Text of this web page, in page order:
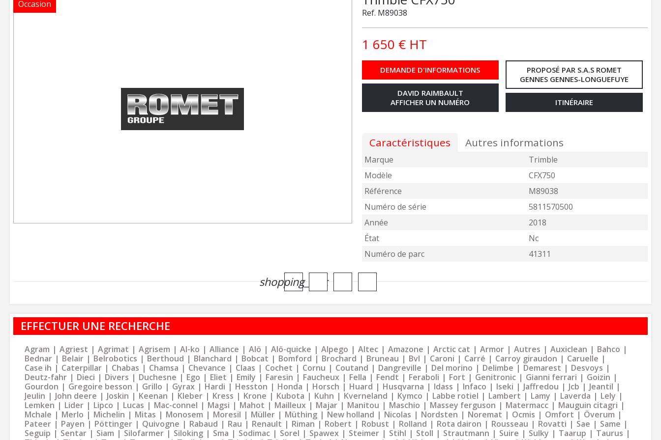
Occasion
Ref. M89038
1 650 € HT
shopping_cart
Caractéristiques Autres informations
Marque
Trimble
Modèle
CFX750
Référence
M89038
Numéro de série
5811570500
Année
2018
État
Nc
Numéro de parc
41311
DEMANDE D'INFORMATIONS
DAVID RAIMBAULT
AFFICHER UN NUMÉRO
PROPOSÉ PAR S.A.S ROMET
GENNES GENNES-LONGUEFUYE
ITINÉRAIRE
EFFECTUER UNE RECHERCHE
Agram Agriest Agrimat Agrisem Al-ko Alliance Alö Alö-quicke Alpego Altec Amazone Arctic cat Armor Autres Auxiclean
Bahco
Bednar
Belair Belrobotics Berthoud Blanchard Bobcat Bomford Brochard Bruneau Bvl Caroni Carré Carroy giraudon
Caruelle
Case ih
Caterpillar Chabas Chamsa Chevance Claas Cochet Cornu Coutand Dangreville Del morino Delimbe Demarest
Desvoys
Deutz-fahr
Dieci Divers Duchesne Ego Eliet Emily Faresin Faucheux Fella Fendt Feraboli Fort Genitronic Gianni ferrari
Goizin
Gourdon
Gregoire besson Grillo Gyrax Hardi Hesston Honda Horsch Huard Husqvarna Idass Infaco Iseki Jaffredou Jcb
Jeantil
Jeulin
John deere Joskin Keenan Kleber Kress Krone Kubota Kuhn Kverneland Kymco Labbe rotiel Lambert Lamy Laverda
Lely
Lemken
Lider Lipco Lucas Mac-connel Magsi Mahot Mailleux Majar Manitou Maschio Massey ferguson Matermacc
Mauguin citagri
Mchale
Merlo Michelin Mitas Monosem Moresil Müller Müthing New holland Nicolas Nordsten Noremat Ocmis Omfort
Överum
Pateer
Payen Pöttinger Quivogne Rabaud Rau Renault Riman Robert Robust Rolland Rota dairon Rousseau Rovatti Sae
Same
Seguip
Sentar Siam Silofarmer Siloking Sma Sodimac Sorel Spawex Steimer Stihl Stoll Strautmann Suire Sulky Taarup
Taurus